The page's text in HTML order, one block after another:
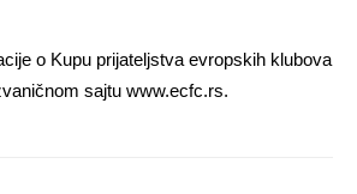
o Kupu prijateljstva evropskih klubova
sajtu www.ecfc.rs.